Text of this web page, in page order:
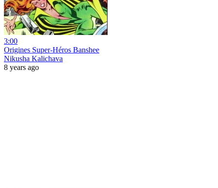
3:00
Origines Super-Héros Banshee
Nikusha Kalichava
8 years ago